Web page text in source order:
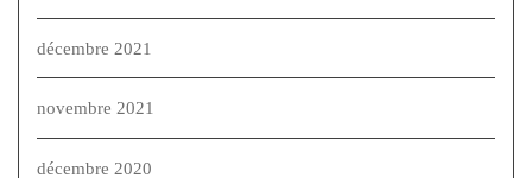
décembre 2021
novembre 2021
décembre 2020